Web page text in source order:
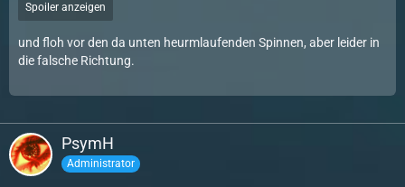
Spoiler anzeigen
und floh vor den da unten heurmlaufenden Spinnen, aber leider in
die falsche Richtung.
PsymH
Administrator